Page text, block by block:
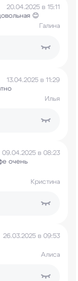
20.04.2025 в 15:11
😊
Галина
13.04.2025 в 11:29
Илья
09.04.2025 в 08:23
очень
Кристина
26.03.2025 в 09:53
Алиса